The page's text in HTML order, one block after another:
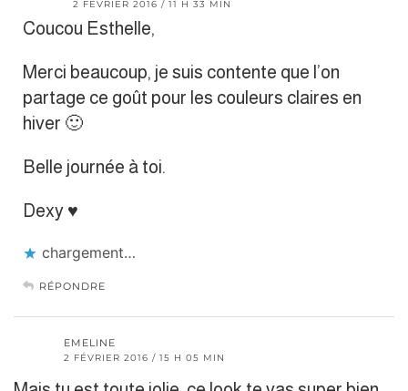
2 FÉVRIER 2016 / 11 H 33 MIN
Coucou Esthelle,
Merci beaucoup, je suis contente que l’on
partage ce goût pour les couleurs claires en
hiver 🙂
Belle journée à toi.
Dexy ♥
chargement…
RÉPONDRE
EMELINE
2 FÉVRIER 2016 / 15 H 05 MIN